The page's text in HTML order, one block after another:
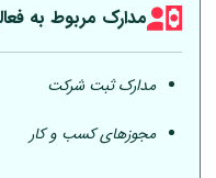
مدارک مربوط به
مدارک ثبت شرکت
مجوزهای کسب و کار